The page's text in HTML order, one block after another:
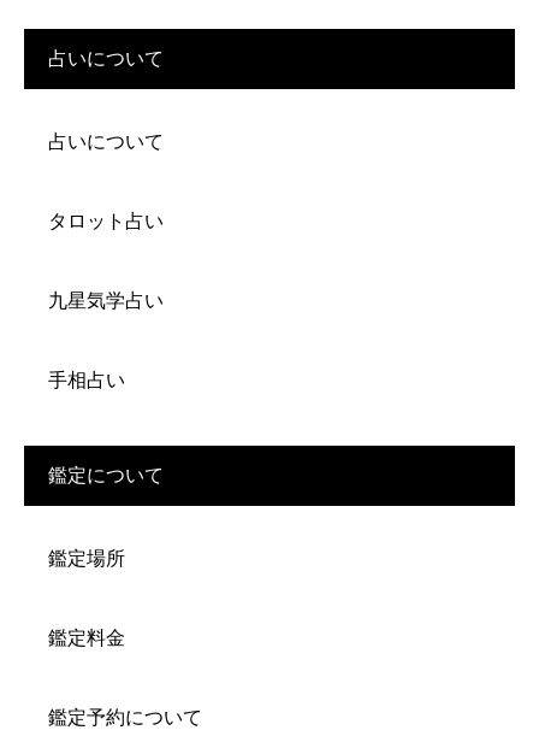
占いについて
占いについて
タロット占い
九星気学占い
手相占い
鑑定について
鑑定場所
鑑定料金
鑑定予約について